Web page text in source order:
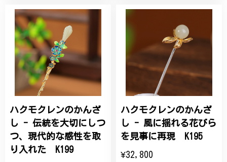
ハクモクレンのかんざ
し - 伝統を大切にしつ
つ、現代的な感性を取
り入れた K199
ハクモクレンのかんざ
し - 風に揺れる花びら
を見事に再現 K195
¥32,800